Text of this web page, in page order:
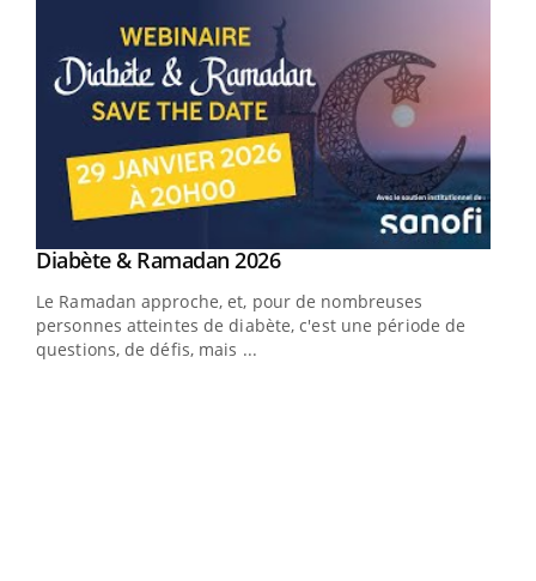
Youtube
Diabète & Ramadan 2026Youtube
Le Ramadan approche, et, pour de nombreuses
personnes atteintes de diabète, c'est une période de
questions, de défis, mais ...